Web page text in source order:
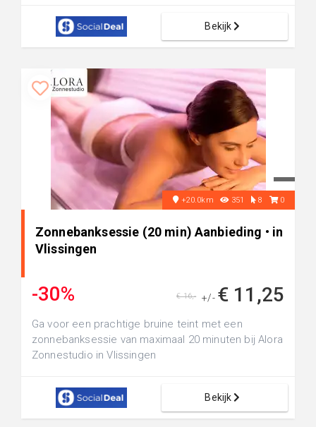
Bekijk
+20.0km 351 8 0
Zonnebanksessie (20 min) Aanbieding • in
Vlissingen
-30% +/- € 11,25
€ 16,-
Ga voor een prachtige bruine teint met een
zonnebanksessie van maximaal 20 minuten bij Alora
Zonnestudio in Vlissingen
Bekijk